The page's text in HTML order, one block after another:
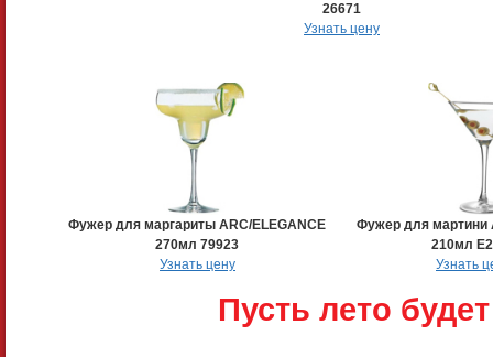
26671
Узнать цену
Фужер для маргариты ARC/ELEGANCE
270мл 79923
Узнать цену
Фужер для мартини
210мл
Узнать
Пусть лето